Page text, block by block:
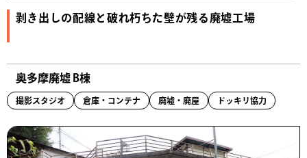
剥き出しの配線と破れ朽ちた壁が残る廃墟工場
奥多摩廃墟 B棟
撮影スタジオ 倉庫・コンテナ 廃墟・廃屋 ドッキリ協力